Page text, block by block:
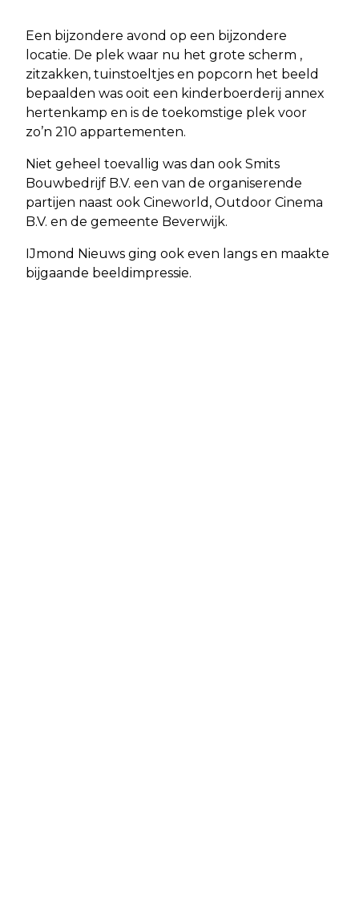
Een bijzondere avond op een bijzondere
locatie. De plek waar nu het grote scherm ,
zitzakken, tuinstoeltjes en popcorn het beeld
bepaalden was ooit een kinderboerderij annex
hertenkamp en is de toekomstige plek voor
zo’n 210 appartementen.
Niet geheel toevallig was dan ook Smits
Bouwbedrijf B.V. een van de organiserende
partijen naast ook Cineworld, Outdoor Cinema
B.V. en de gemeente Beverwijk.
IJmond Nieuws ging ook even langs en maakte
bijgaande beeldimpressie.